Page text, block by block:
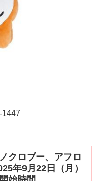
1447
クロブー、アフロ
年9月22日（月）